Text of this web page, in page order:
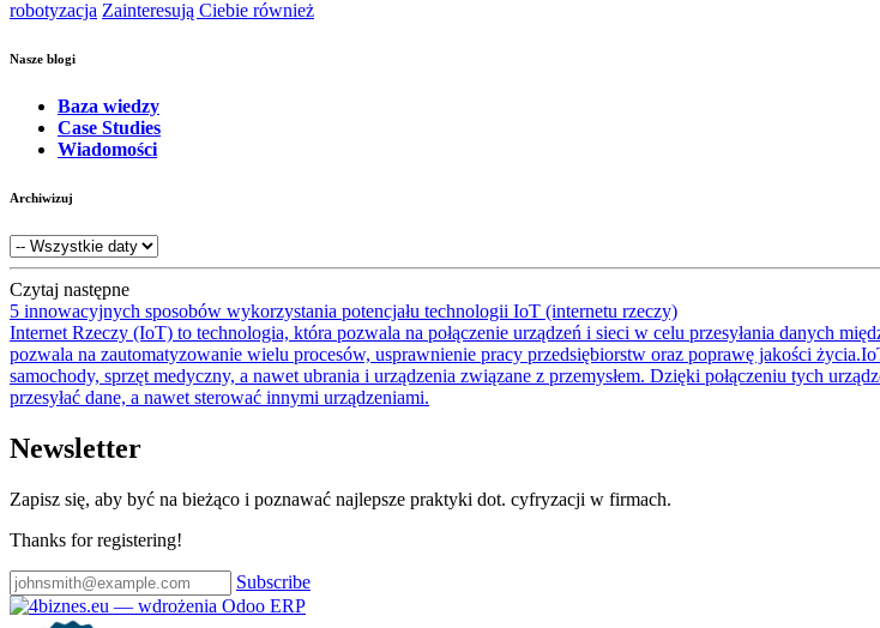
robotyzacja Zainteresują Ciebie również
Nasze blogi
Baza wiedzy
Case Studies
Wiadomości
Archiwizuj
Czytaj następne
5 innowacyjnych sposobów wykorzystania potencjału technologii IoT (internetu rzeczy)
Internet Rzeczy (IoT) to technologia, która pozwala na połączenie urządzeń i sieci w celu przesyłania danych
pozwala na zautomatyzowanie wielu procesów, usprawnienie pracy przedsiębiorstw oraz poprawę jakości
samochody, sprzęt medyczny, a nawet ubrania i urządzenia związane z przemysłem. Dzięki połączeniu tych
przesyłać dane, a nawet sterować innymi urządzeniami.
Newsletter
Zapisz się, aby być na bieżąco i poznawać najlepsze praktyki dot. cyfryzacji w firmach.
Thanks for registering!
Subscribe